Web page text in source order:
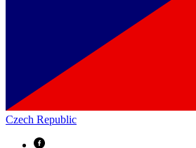
Czech Republic